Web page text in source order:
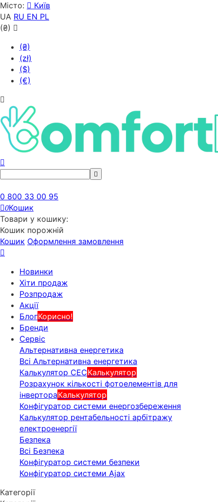
Місто:
Київ
UA RU EN PL
(₴)
(₴)
(zł)
($)
(€)
0 800 33 00 95
0Кошик
Товари у кошику:
Кошик порожній
Кошик Оформлення замовлення
Новинки
Хіти продаж
Розпродаж
Акції
БлогКорисно!
Бренди
Сервіс
Альтернативна енергетика
Всі Альтернативна енергетика
Калькулятор СЕСКалькулятор
Розрахунок кількості фотоелементів для
інвертораКалькулятор
Конфігуратор системи енергозбереження
Калькулятор рентабельності арбітражу
електроенергії
Безпека
Всі Безпека
Конфігуратор системи безпеки
Конфігуратор системи Ajax
Категорії